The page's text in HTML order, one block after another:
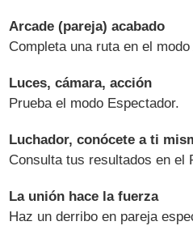
Arcade (pareja) acabado
Completa una ruta en el
Luces, cámara, acción
Prueba el modo Espectador.
Luchador, conócete a ti
Consulta tus resultados en el
La unión hace la fuerza
Haz un derribo en pareja